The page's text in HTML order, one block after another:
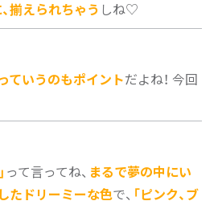
揃えられちゃう しね♡
ていうのもポイントだよね！ 今回
って言ってね、 まるで夢の中にい
たドリーミーな色で、 「ピンク、ブ